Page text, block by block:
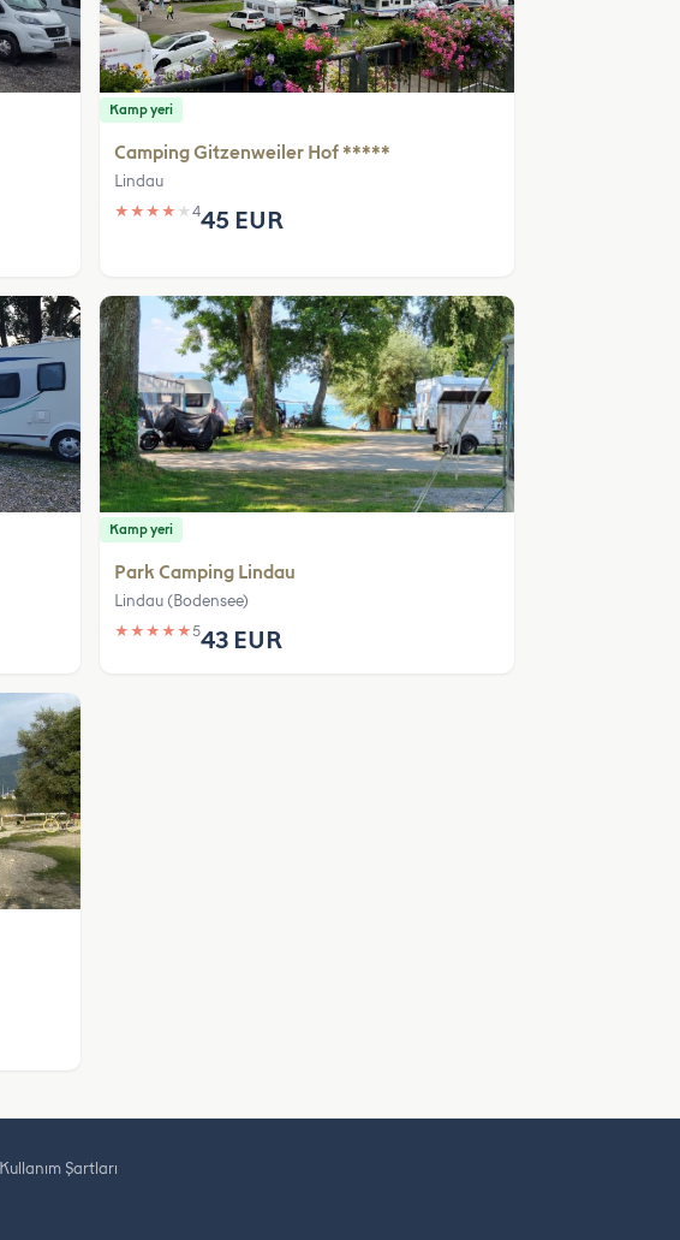
Kamp yeri
Camping Gitzenweiler Hof *****
Lindau
★ ★ ★ ★ ★ 445 EUR
Kamp yeri
Park Camping Lindau
Lindau (Bodensee)
★ ★ ★ ★ ★543 EUR
Kullanım Şartları